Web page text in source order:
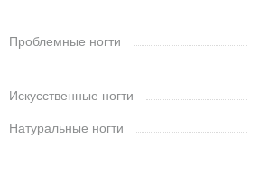
Проблемные ногти
Искусственные ногти
Натуральные ногти